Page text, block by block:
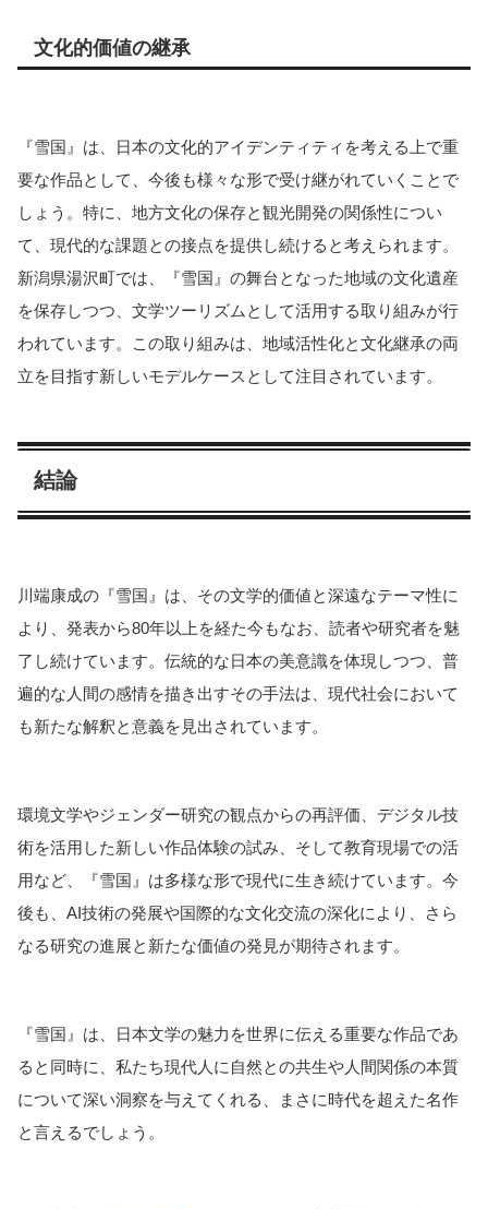
文化的価値の継承
『雪国』は、日本の文化的アイデンティティを考える上で重
要な作品として、今後も様々な形で受け継がれていくことで
しょう。特に、地方文化の保存と観光開発の関係性につい
て、現代的な課題との接点を提供し続けると考えられます。
新潟県湯沢町では、『雪国』の舞台となった地域の文化遺産
を保存しつつ、文学ツーリズムとして活用する取り組みが行
われています。この取り組みは、地域活性化と文化継承の両
立を目指す新しいモデルケースとして注目されています。
結論
川端康成の『雪国』は、その文学的価値と深遠なテーマ性に
より、発表から80年以上を経た今もなお、読者や研究者を魅
了し続けています。伝統的な日本の美意識を体現しつつ、普
遍的な人間の感情を描き出すその手法は、現代社会において
も新たな解釈と意義を見出されています。
環境文学やジェンダー研究の観点からの再評価、デジタル技
術を活用した新しい作品体験の試み、そして教育現場での活
用など、『雪国』は多様な形で現代に生き続けています。今
後も、AI技術の発展や国際的な文化交流の深化により、さら
なる研究の進展と新たな価値の発見が期待されます。
『雪国』は、日本文学の魅力を世界に伝える重要な作品であ
ると同時に、私たち現代人に自然との共生や人間関係の本質
について深い洞察を与えてくれる、まさに時代を超えた名作
と言えるでしょう。